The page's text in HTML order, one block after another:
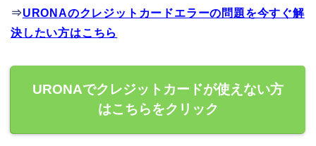
⇒URONAのクレジットカードエラーの問題を今すぐ解
決したい方はこちら
URONAでクレジットカードが使えない方
はこちらをクリック